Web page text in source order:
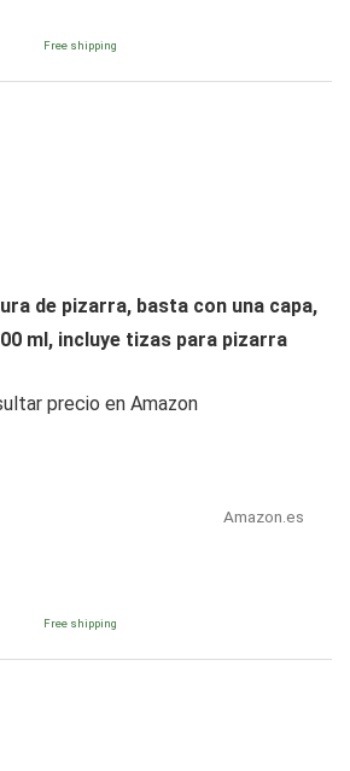
Free shipping
de pizarra, basta con una capa,
ml, incluye tizas para pizarra
precio en Amazon
Amazon.es
Free shipping